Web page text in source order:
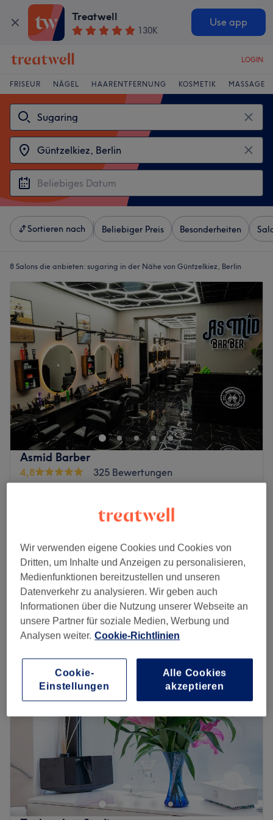
Treatwell
130K
Use app
LOGIN
FRISEUR NÄGEL HAARENTFERNUNG KOSMETIK MASSAGE
Sortieren nach Beliebiger Preis Besonderheiten
8 Salons die anbieten: sugaring in der Nähe von Güntzelkiez, Berlin
Asmid Barber
4,8
325 Bewertungen
Wilmersdorf, Berlin
Auf Karte anzeigen
15 Min.
Herren Sugaring - Hals
20 Min.
Schnellansicht Saloninfos
Montag
Mittwoch
09:30–19:30
Donnerstag
09:30–19:30
Freitag
Geschlossen
Willkommen bei Asmid Barber, deinem exklusiven Ziel in
Berlin, Wilmersdorf für männliche Pflege und Stil. Hier
findest du maßgeschneiderte Haarschnitte, professionelle
Bartpflege und eine Reihe von Premium-Dienstleistungen,
um deinen Look zu vervollständigen.
Wir verwenden eigene Cookies und Cookies von
Dritten, um Inhalte und Anzeigen zu personalisieren,
Medienfunktionen bereitzustellen und unseren
Datenverkehr zu analysieren. Wir geben auch
Informationen über die Nutzung unserer Webseite an
unsere Partner für soziale Medien, Werbung und
Analysen weiter. Cookie-Richtlinien
Cookie-
Einstellungen
Alle Cookies
akzeptieren